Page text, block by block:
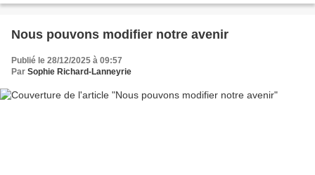
Nous pouvons modifier notre avenir
Publié le 28/12/2025 à 09:57
Par Sophie Richard-Lanneyrie